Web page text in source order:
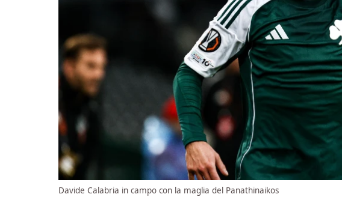
Davide Calabria in campo con la maglia del Panathinaikos